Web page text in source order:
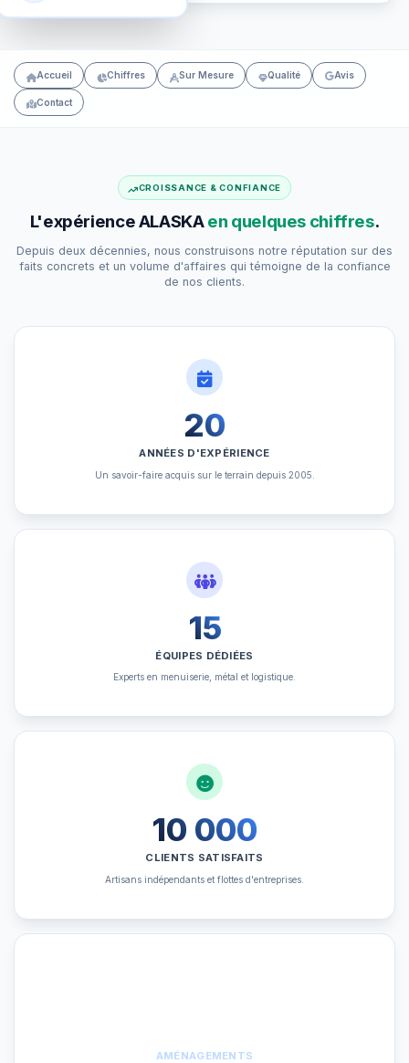
Accueil Chiffres Sur Mesure Qualité Avis
Contact
CROISSANCE & CONFIANCE
L'expérience ALASKAen quelques chiffres.
Depuis deux décennies, nous construisons notre réputation sur des
faits concrets et un volume d'affaires qui témoigne de la confiance
de nos clients.
20
ANNÉES D'EXPÉRIENCE
Un savoir-faire acquis sur le terrain depuis 2005.
15
ÉQUIPES DÉDIÉES
Experts en menuiserie, métal et logistique.
10 000
CLIENTS SATISFAITS
Artisans indépendants et flottes d'entreprises.
AMÉNAGEMENTS